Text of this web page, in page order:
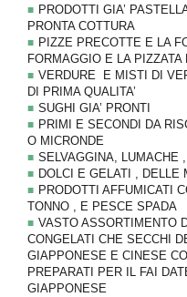
PRODOTTI GIA’
PRONTA COTTURA
PIZZE PRECOTTE E LA
FORMAGGIO E LA PIZZATA
VERDURE E MISTI DI
DI PRIMA QUALITA’
SUGHI GIA’ PRONTI
PRIMI E SECONDI DA
O MICRONDE
SELVAGGINA, LUMACHE
DOLCI E GELATI , DELLE
PRODOTTI AFFUMICATI
TONNO , E PESCE SPADA
VASTO ASSORTIMENTO
CONGELATI CHE SECCHI
GIAPPONESE E CINESE
PREPARATI PER IL FAI
GIAPPONESE